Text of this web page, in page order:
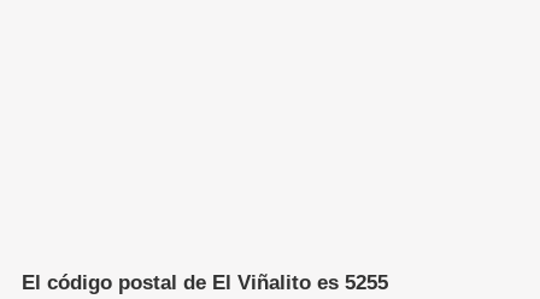
El código postal de El Viñalito es 5255